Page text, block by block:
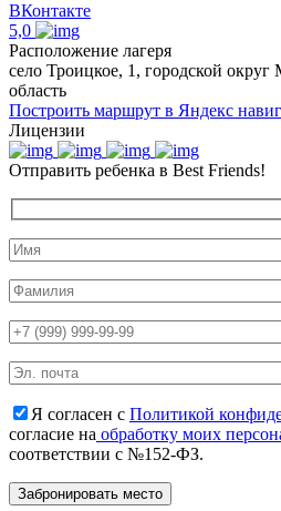
ВКонтакте
5,0
Расположение лагеря
село Троицкое, 1, городской
область
Построить маршрут в Яндекс
Лицензии
Отправить ребенка в Best Friends!
Я согласен с Политикой
согласие на обработку моих
соответствии с №152-ФЗ.